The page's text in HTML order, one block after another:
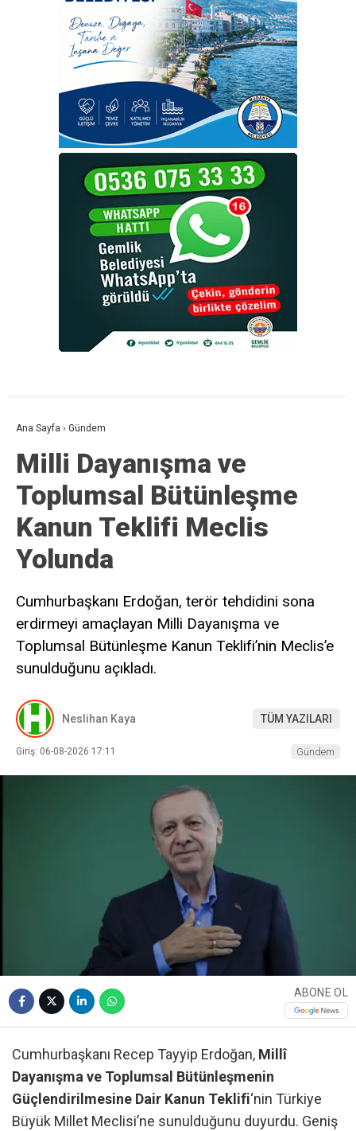
Ana Sayfa › Gündem
Milli Dayanışma ve
Toplumsal Bütünleşme
Kanun Teklifi Meclis
Yolunda
Cumhurbaşkanı Erdoğan, terör tehdidini sona
erdirmeyi amaçlayan Milli Dayanışma ve
Toplumsal Bütünleşme Kanun Teklifi’nin Meclis’e
sunulduğunu açıkladı.
Neslihan Kaya TÜM YAZILARI
Giriş: 06-08-2026 17:11 Gündem
ABONE OL
Cumhurbaşkanı Recep Tayyip Erdoğan, Millî
Dayanışma ve Toplumsal Bütünleşmenin
Güçlendirilmesine Dair Kanun Teklifi‘nin Türkiye
Büyük Millet Meclisi’ne sunulduğunu duyurdu. Geniş